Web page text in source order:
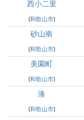
西小二里
(和歌山市)
砂山南
(和歌山市)
美園町
(和歌山市)
湊
(和歌山市)